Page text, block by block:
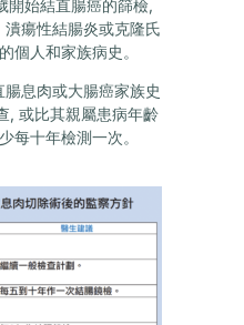
開始結直腸癌的篩檢,
瘍性結腸炎或克隆氏
個人和家族病史。
腸息肉或大腸癌家族史
, 或比其親屬患病年齡
每十年檢測一次。